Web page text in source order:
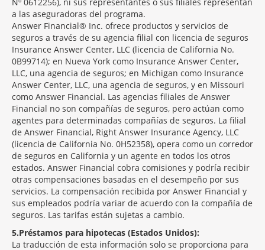
a las aseguradoras del programa.
Answer Financial® Inc. ofrece productos y servicios de
seguros a través de su agencia filial con licencia de seguros
Insurance Answer Center, LLC (licencia de California No.
0B99714); en Nueva York como Insurance Answer Center,
LLC, una agencia de seguros; en Michigan como Insurance
Answer Center, LLC, una agencia de seguros, y en Missouri
como Answer Financial. Las agencias filiales de Answer
Financial no son compañías de seguros, pero actúan como
agentes para determinadas compañías de seguros. La filial
de Answer Financial, Right Answer Insurance Agency, LLC
(licencia de California No. 0H52358), opera como un corredor
de seguros en California y un agente en todos los otros
estados. Answer Financial cobra comisiones y podría recibir
otras compensaciones basadas en el desempeño por sus
servicios. La compensación recibida por Answer Financial y
sus empleados podría variar de acuerdo con la compañía de
seguros. Las tarifas están sujetas a cambio.
5 Préstamos para hipotecas (Estados Unidos):
La traducción de esta información solo se proporciona para